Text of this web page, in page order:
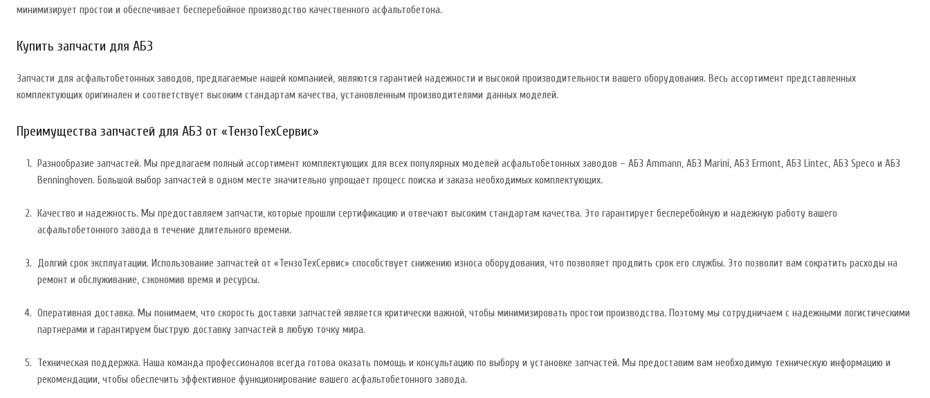
минимизирует простои и обеспечивает бесперебойное производство качественного асфальтобетона.
Купить запчасти для АБЗ
Запчасти для асфальтобетонных заводов, предлагаемые нашей компанией, являются гарантией надежности и высокой производительности вашего оборудования. Весь ассортимент представленных
комплектующих оригинален и соответствует высоким стандартам качества, установленным производителями данных моделей.
Преимущества запчастей для АБЗ от «ТензоТехСервис»
Разнообразие запчастей. Мы предлагаем полный ассортимент комплектующих для всех популярных моделей асфальтобетонных заводов – АБЗ Ammann, АБЗ Marini, АБЗ Ermont, АБЗ Lintec, АБЗ Speco и АБЗ
Benninghoven. Большой выбор запчастей в одном месте значительно упрощает процесс поиска и заказа необходимых комплектующих.
Качество и надежность. Мы предоставляем запчасти, которые прошли сертификацию и отвечают высоким стандартам качества. Это гарантирует бесперебойную и надежную работу вашего
асфальтобетонного завода в течение длительного времени.
Долгий срок эксплуатации. Использование запчастей от «ТензоТехСервис» способствует снижению износа оборудования, что позволяет продлить срок его службы. Это позволит вам сократить расходы на
ремонт и обслуживание, сэкономив время и ресурсы.
Оперативная доставка. Мы понимаем, что скорость доставки запчастей является критически важной, чтобы минимизировать простои производства. Поэтому мы сотрудничаем с надежными логистическими
партнерами и гарантируем быструю доставку запчастей в любую точку мира.
Техническая поддержка. Наша команда профессионалов всегда готова оказать помощь и консультацию по выбору и установке запчастей. Мы предоставим вам необходимую техническую информацию и
рекомендации, чтобы обеспечить эффективное функционирование вашего асфальтобетонного завода.